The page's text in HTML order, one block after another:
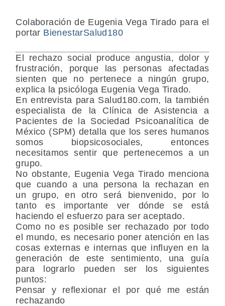
Colaboración de Eugenia Vega Tirado para el
portar BienestarSalud180
El rechazo social produce angustia, dolor y
frustración, porque las personas afectadas
sienten que no pertenece a ningún grupo,
explica la psicóloga Eugenia Vega Tirado.
En entrevista para Salud180.com, la también
especialista de la Clínica de Asistencia a
Pacientes de la Sociedad Psicoanalítica de
México (SPM) detalla que los seres humanos
somos biopsicosociales, entonces
necesitamos sentir que pertenecemos a un
grupo.
No obstante, Eugenia Vega Tirado menciona
que cuando a una persona la rechazan en
un grupo, en otro será bienvenido, por lo
tanto es importante ver dónde se está
haciendo el esfuerzo para ser aceptado.
Como no es posible ser rechazado por todo
el mundo, es necesario poner atención en las
cosas externas e internas que influyen en la
generación de este sentimiento, una guía
para lograrlo pueden ser los siguientes
puntos:
Pensar y reflexionar el por qué me están
rechazando